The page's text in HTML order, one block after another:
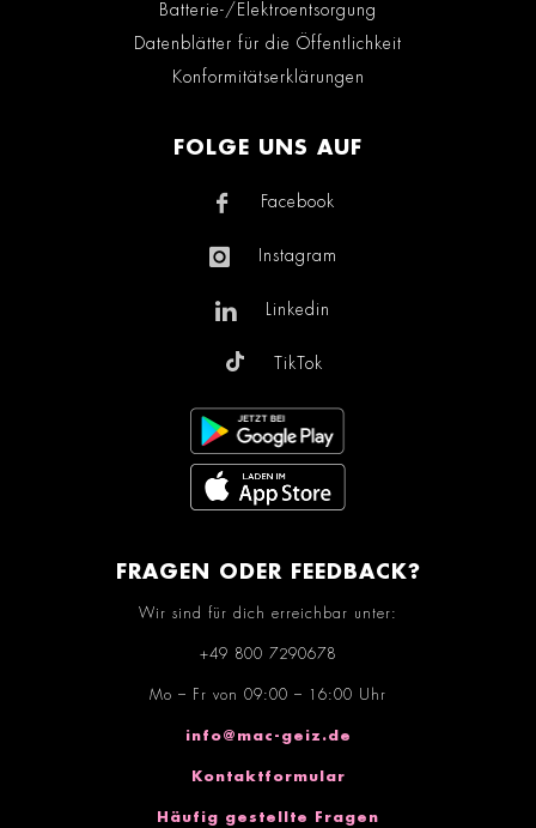
Batterie-/Elektroentsorgung
Datenblätter für die Öffentlichkeit
Konformitätserklärungen
FOLGE UNS AUF
Facebook
Instagram
Linkedin
TikTok
FRAGEN ODER FEEDBACK?
Wir sind für dich erreichbar unter:
+49 800 7290678
Mo – Fr von 09:00 – 16:00 Uhr
info@mac-geiz.de
Kontaktformular
Häufig gestellte Fragen